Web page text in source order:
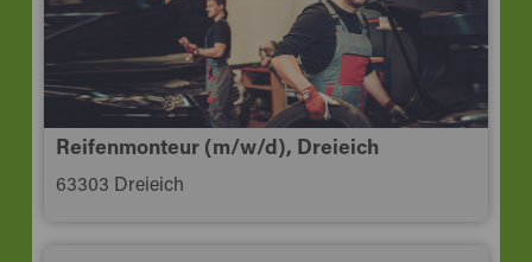
Reifenmonteur (m/w/d), Dreieich
63303 Dreieich